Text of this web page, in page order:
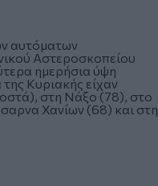
αυτόματων
Αστεροσκοπείου
ημερήσια ύψη
Κυριακής είχαν
στη Νάξο (78), στο
Χανίων (68) και στη